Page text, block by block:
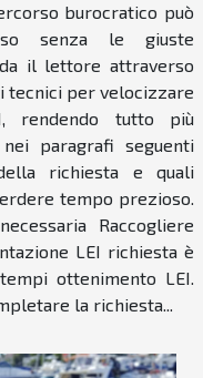
burocratico può
senza le giuste
il lettore attraverso
tecnici per velocizzare
rendendo tutto più
paragrafi seguenti
richiesta e quali
tempo prezioso.
Raccogliere
LEI richiesta è
ottenimento LEI.
la richiesta...